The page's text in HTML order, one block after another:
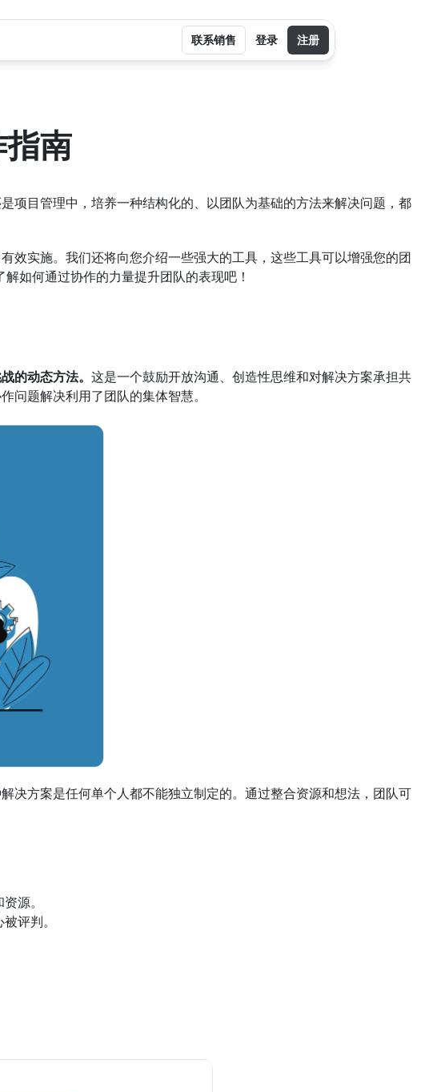
指南
项目管理中，培养一种结构化的、以团队为基础的方法来解决问题，都
效实施。我们还将向您介绍一些强大的工具，这些工具可以增强您的团
如何通过协作的力量提升团队的表现吧！
的动态方法。 这是一个鼓励开放沟通、创造性思维和对解决方案承担共
问题解决利用了团队的集体智慧。
决方案是任何单个人都不能独立制定的。通过整合资源和想法，团队可
源。
评判。
联系销售 登录 注册